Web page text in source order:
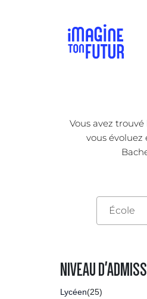
Vous avez
vous évoluez
École
NIVEAU
Lycéen(25)